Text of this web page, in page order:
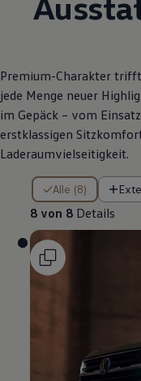
Premium-Charakter
jede Menge neuer
im Gepäck – vom
erstklassigen
Laderaumvielseitigkeit.
Alle (8)
8 von 8 Details
8 von 8 Details